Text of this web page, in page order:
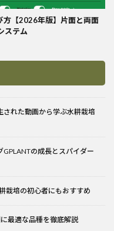
方【2026年版】片面と両面
ステム
された動画から学ぶ水耕栽培
の成長とスパイダー
栽培の初心者にもおすすめ
最適な品種を徹底解説